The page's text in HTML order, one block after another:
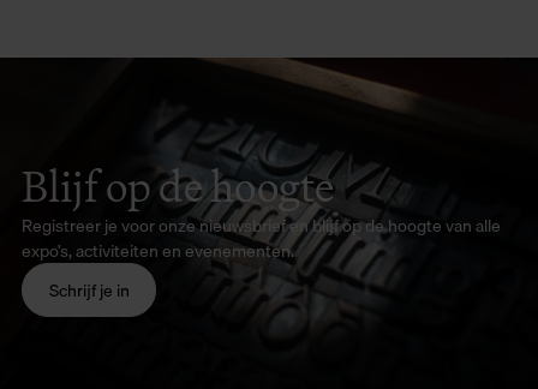
Blijf op de hoogte
Registreer je voor onze nieuwsbrief en blijf op de hoogte van alle
expo’s, activiteiten en evenementen.
Schrijf je in